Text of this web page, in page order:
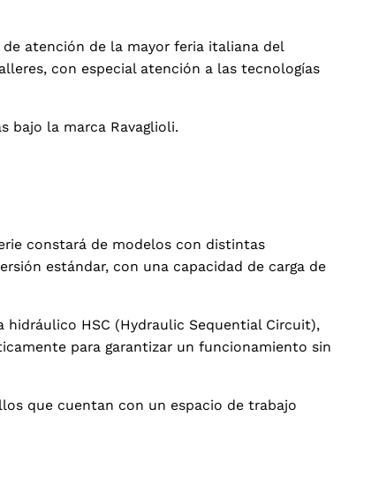
atención de la mayor feria italiana del
con especial atención a las tecnologías
bajo la marca Ravaglioli.
constará de modelos con distintas
estándar, con una capacidad de carga de
HSC (Hydraulic Sequential Circuit),
para garantizar un funcionamiento sin
que cuentan con un espacio de trabajo